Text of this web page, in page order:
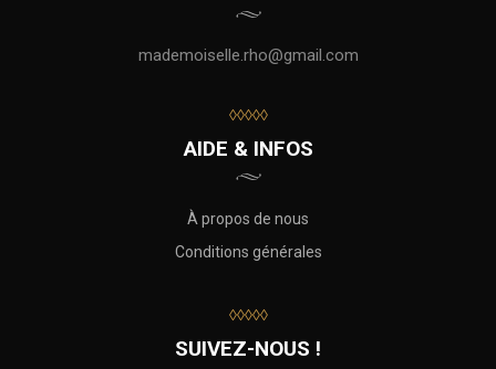
mademoiselle.rho@gmail.com
◊◊◊◊◊
AIDE & INFOS
À propos de nous
Conditions générales
◊◊◊◊◊
SUIVEZ-NOUS !